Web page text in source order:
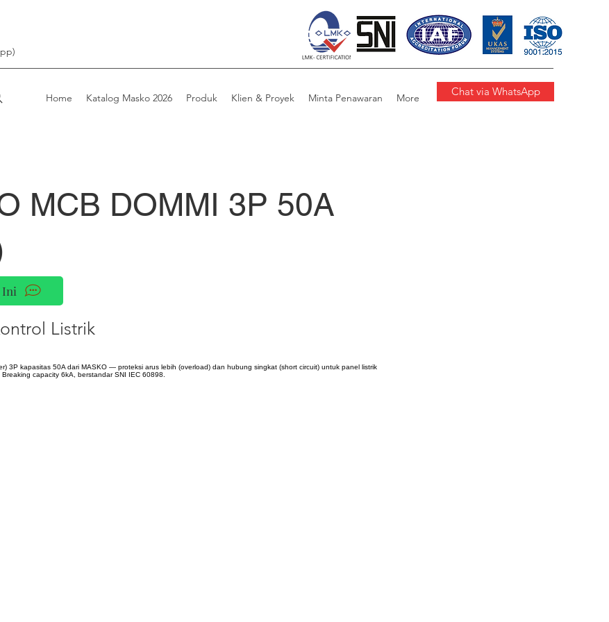
Home Katalog Masko 2026 Produk Klien & Proyek Minta Penawaran More Chat via WhatsApp
MCB DOMMI 3P 50A
Ini
Listrik
3P kapasitas 50A dari MASKO — proteksi arus lebih (overload) dan hubung singkat (short circuit) untuk panel listrik
capacity 6kA, berstandar SNI IEC 60898.